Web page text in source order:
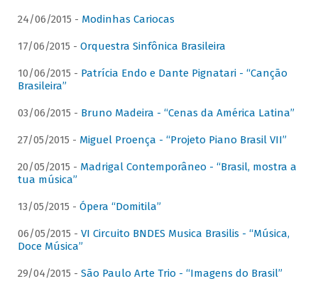
24/06/2015 - Modinhas Cariocas
17/06/2015 - Orquestra Sinfônica Brasileira
10/06/2015 - Patrícia Endo e Dante Pignatari - “Canção
Brasileira”
03/06/2015 - Bruno Madeira - “Cenas da América Latina”
27/05/2015 - Miguel Proença - “Projeto Piano Brasil VII”
20/05/2015 - Madrigal Contemporâneo - “Brasil, mostra a
tua música”
13/05/2015 - Ópera “Domitila”
06/05/2015 - VI Circuito BNDES Musica Brasilis - “Música,
Doce Música”
29/04/2015 - São Paulo Arte Trio - “Imagens do Brasil”